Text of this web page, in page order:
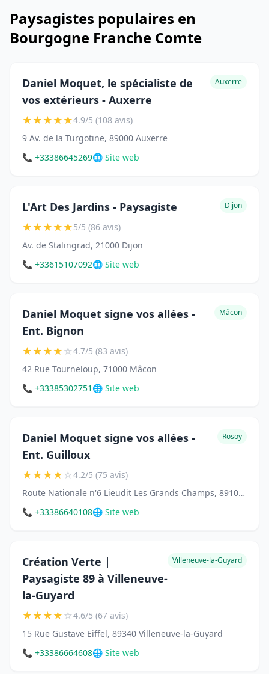
Paysagistes populaires en
Bourgogne Franche Comte
Daniel Moquet, le spécialiste de
vos extérieurs - Auxerre
Auxerre
★★★★★4.9/5 (108 avis)
9 Av. de la Turgotine, 89000 Auxerre
📞 +33386645269🌐 Site web
L'Art Des Jardins - Paysagiste Dijon
★★★★★5/5 (86 avis)
Av. de Stalingrad, 21000 Dijon
📞 +33615107092🌐 Site web
Daniel Moquet signe vos allées -
Ent. Bignon
Mâcon
★★★★☆4.7/5 (83 avis)
42 Rue Tourneloup, 71000 Mâcon
📞 +33385302751 🌐 Site web
Daniel Moquet signe vos allées -
Ent. Guilloux
Rosoy
★★★★☆4.2/5 (75 avis)
Route Nationale n'6 Lieudit Les Grands Champs, 89100 Rosoy
📞 +33386640108🌐 Site web
Création Verte |
Paysagiste 89 à Villeneuve-
la-Guyard
Villeneuve-la-Guyard
★★★★☆4.6/5 (67 avis)
15 Rue Gustave Eiffel, 89340 Villeneuve-la-Guyard
📞 +33386664608🌐 Site web